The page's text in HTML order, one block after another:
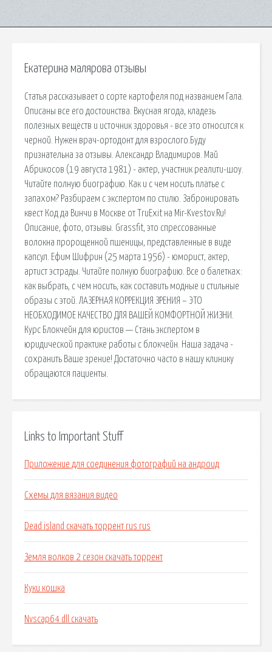
Екатерина малярова отзывы
Статья рассказывает о сорте картофеля под названием Гала.
Описаны все его достоинства. Вкусная ягода, кладезь
полезных веществ и источник здоровья - все это относится к
черной. Нужен врач-ортодонт для взрослого.Буду
признательна за отзывы. Александр Владимиров. Май
Абрикосов (19 августа 1981) - актер, участник реалити-шоу.
Читайте полную биографию. Как и с чем носить платье с
запахом? Разбираем с экспертом по стилю. Забронировать
квест Код да Винчи в Москве от TruExit на Mir-Kvestov.Ru!
Описание, фото, отзывы. Grassfit, это спрессованные
волокна пророщенной пшеницы, представленные в виде
капсул. Ефим Шифрин (25 марта 1956) - юморист, актер,
артист эстрады. Читайте полную биографию. Все о балетках:
как выбрать, с чем носить, как составить модные и стильные
образы с этой. ЛАЗЕРНАЯ КОРРЕКЦИЯ ЗРЕНИЯ – ЭТО
НЕОБХОДИМОЕ КАЧЕСТВО ДЛЯ ВАШЕЙ КОМФОРТНОЙ ЖИЗНИ.
Курс Блокчейн для юристов — Стань экспертом в
юридической практике работы с блокчейн. Наша задача -
сохранить Ваше зрение! Достаточно часто в нашу клинику
обращаются пациенты.
Links to Important Stuff
Приложение для соединения фотографий на андроид
Схемы для вязания видео
Dead island скачать торрент rus rus
Земля волков 2 сезон скачать торрент
Куки кошка
Nvscap64 dll скачать